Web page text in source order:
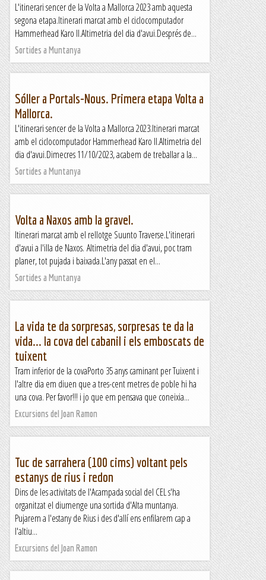
L'itinerari sencer de la Volta a Mallorca 2023 amb aquesta
segona etapa.Itinerari marcat amb el ciclocomputador
Hammerhead Karo II.Altimetria del dia d'avui.Després de...
Sortides a Muntanya
Sóller a Portals-Nous. Primera etapa Volta a
Mallorca.
L'itinerari sencer de la Volta a Mallorca 2023.Itinerari marcat
amb el ciclocomputador Hammerhead Karo II.Altimetria del
dia d'avui.Dimecres 11/10/2023, acabem de treballar a la...
Sortides a Muntanya
Volta a Naxos amb la gravel.
Itinerari marcat amb el rellotge Suunto Traverse.L'itinerari
d'avui a l'illa de Naxos. Altimetria del dia d'avui, poc tram
planer, tot pujada i baixada.L'any passat en el...
Sortides a Muntanya
La vida te da sorpresas, sorpresas te da la
vida... la cova del cabanil i els emboscats de
tuixent
Tram inferior de la covaPorto 35 anys caminant per Tuixent i
l'altre dia em diuen que a tres-cent metres de poble hi ha
una cova. Per favor!!! i jo que em pensava que coneixia...
Excursions del Joan Ramon
Tuc de sarrahera (100 cims) voltant pels
estanys de rius i redon
Dins de les activitats de l'Acampada social del CEL s'ha
organitzat el diumenge una sortida d'Alta muntanya.
Pujarem a l'estany de Rius i des d'allí ens enfilarem cap a
l'altiu...
Excursions del Joan Ramon